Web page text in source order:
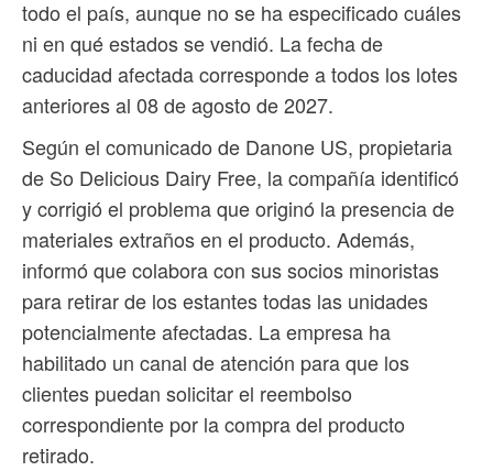
todo el país, aunque no se ha especificado cuáles
ni en qué estados se vendió. La fecha de
caducidad afectada corresponde a todos los lotes
anteriores al 08 de agosto de 2027.
Según el comunicado de Danone US, propietaria
de So Delicious Dairy Free, la compañía identificó
y corrigió el problema que originó la presencia de
materiales extraños en el producto. Además,
informó que colabora con sus socios minoristas
para retirar de los estantes todas las unidades
potencialmente afectadas. La empresa ha
habilitado un canal de atención para que los
clientes puedan solicitar el reembolso
correspondiente por la compra del producto
retirado.